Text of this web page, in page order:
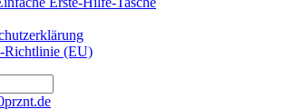
Richtlinie (EU)